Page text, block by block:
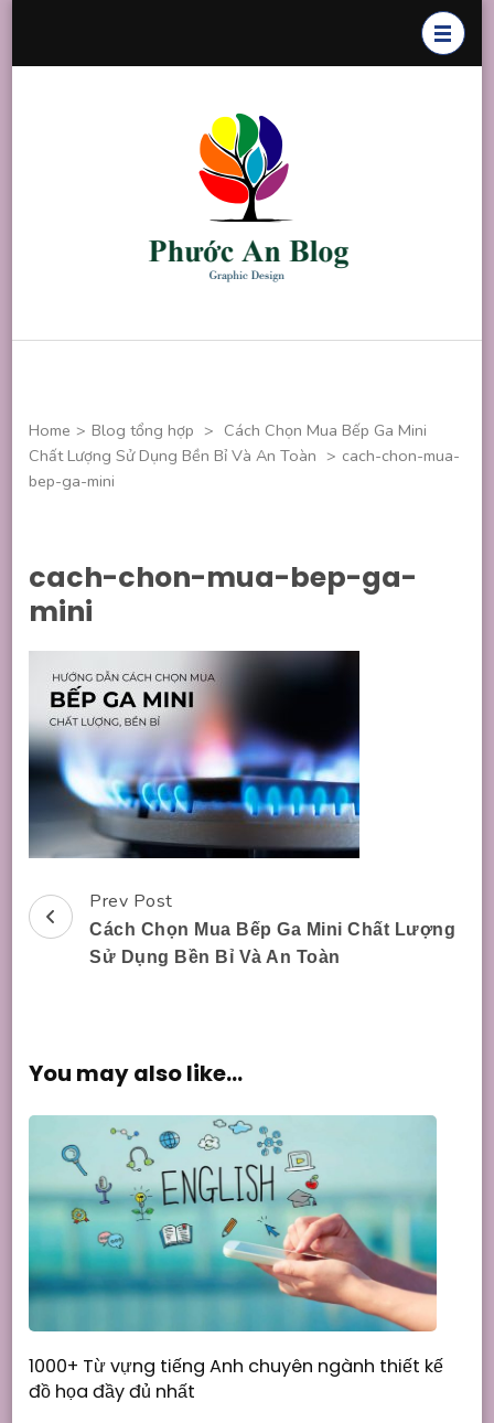
Home > Blog tổng hợp > Cách Chọn Mua Bếp Ga Mini
Chất Lượng Sử Dụng Bền Bỉ Và An Toàn > cach-chon-mua-
bep-ga-mini
cach-chon-mua-bep-ga-
mini
Post
Navigation
Prev Post
Cách Chọn Mua Bếp Ga Mini Chất Lượng
Sử Dụng Bền Bỉ Và An Toàn
You may also like...
1000+ Từ vựng tiếng Anh chuyên ngành thiết kế
đồ họa đầy đủ nhất